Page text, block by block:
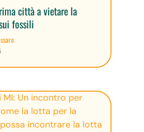
città a vietare la
fossili